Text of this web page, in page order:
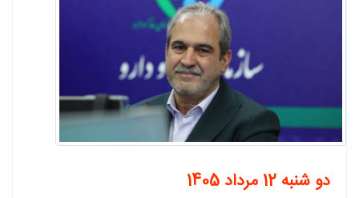
دو شنبه 12 مرداد 1405